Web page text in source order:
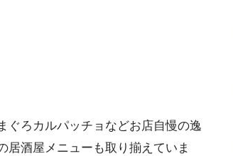
ぐろカルパッチョなどお店自慢の逸
居酒屋メニューも取り揃えていま